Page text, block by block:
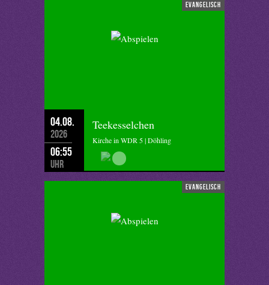
evangelisch
04.08.
2026
06:55
Uhr
Teekesselchen
Kirche in WDR 5 | Döhling
evangelisch